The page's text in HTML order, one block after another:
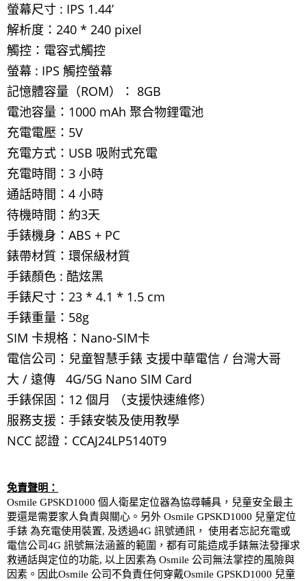
螢幕尺寸 : IPS 1.44’
解析度：240 * 240 pixel
觸控：電容式觸控
螢幕 : IPS 觸控螢幕
記憶體容量（ROM）： 8GB
電池容量：1000 mAh 聚合物鋰電池
充電電壓：5V
充電方式：USB 吸附式充電
充電時間：3 小時
通話時間：4 小時
待機時間：約3天
手錶機身：ABS + PC
錶帶材質：環保級材質
手錶顏色 : 酷炫黑
手錶尺寸：23 * 4.1 * 1.5 cm
手錶重量：58g
SIM 卡規格：Nano-SIM卡
電信公司：兒童智慧手錶 支援中華電信 / 台灣大哥
大 / 遠傳 4G/5G Nano SIM Card
手錶保固：12 個月 （支援快速維修）
服務支援：手錶安裝及使用教學 ​
NCC 認證： CCAJ24LP5140T9
免責聲明：
Osmile GPSKD1000 個人衛星定位器為協尋輔具，兒童安全最主
要還是需要家人負責與關心。另外 Osmile GPSKD1000 兒童定位
手錶 為充電使用裝置, 及透過4G 訊號通訊，
使用者忘記充電或
電信公司 4G 訊號無法涵蓋的範圍，都有可能造成手錶無法發揮求
救通話與定位的功能, 以上因素為 Osmile 公司無法掌控的風險與
因素。因此Osmile 公司不負責任何穿戴Osmile GPSKD1000 兒童